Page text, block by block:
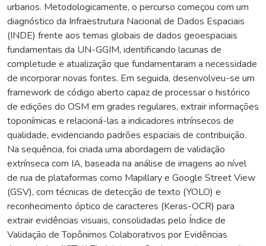
urbanos. Metodologicamente, o percurso começou com um
diagnóstico da Infraestrutura Nacional de Dados Espaciais
(INDE) frente aos temas globais de dados geoespaciais
fundamentais da UN-GGIM, identificando lacunas de
completude e atualização que fundamentaram a necessidade
de incorporar novas fontes. Em seguida, desenvolveu-se um
framework de código aberto capaz de processar o histórico
de edições do OSM em grades regulares, extrair informações
toponímicas e relacioná-las a indicadores intrínsecos de
qualidade, evidenciando padrões espaciais de contribuição.
Na sequência, foi criada uma abordagem de validação
extrínseca com IA, baseada na análise de imagens ao nível
de rua de plataformas como Mapillary e Google Street View
(GSV), com técnicas de detecção de texto (YOLO) e
reconhecimento óptico de caracteres (Keras-OCR) para
extrair evidências visuais, consolidadas pelo Índice de
Validação de Topônimos Colaborativos por Evidências